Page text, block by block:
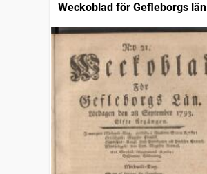
Weckoblad för Gefleborgs län